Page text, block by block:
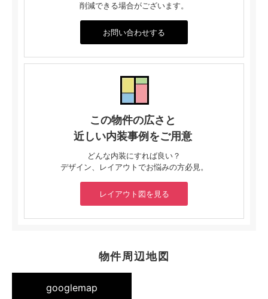
削減できる場合がございます。
お問い合わせする
この物件の広さと
近しい内装事例をご用意
どんな内装にすれば良い？
デザイン、レイアウトでお悩みの方必見。
レイアウト図を見る
物件周辺地図
googlemap